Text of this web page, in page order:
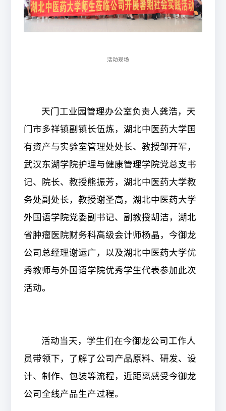
活动现场
天门工业园管理办公室负责人龚浩 ， 天
门市多祥镇副镇长伍炼 ，湖北中医药大学国
有资产与实验室管理处处长、教授邹开军，
武汉东湖学院护理与健康管理学院党总支书
记、院长、教授熊振芳，湖北中医药大学教
务处副处长，教授谢圣高，湖北中医药大学
外国语学院党委副书记、副教授胡洁，湖北
省肿瘤医院财务科高级会计师杨晶，今御龙
公司总经理谢运广，以及湖北中医药大学优
秀教师与外国语学院优秀学生代表参加此次
活动。
活动当天，学生们在今御龙公司工作人
员带领下，了解了公司产品原料、研发、设
计、制作、包装等流程，近距离感受今御龙
公司全线产品生产过程。